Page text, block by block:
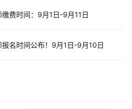
名时间在8月24日至9月14日，如您
上缴费等考试动态，以免错过信息！
费时间：9月1日-9月11日
名时间公布！9月1日-9月10日